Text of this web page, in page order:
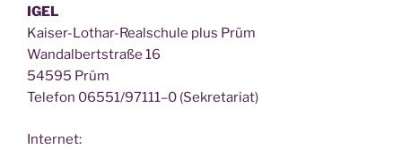
IGEL
Kai­ser-Lothar-Real­schu­le plus Prüm
Wan­dal­bert­stra­ße 16
54595 Prüm
Tele­fon 06551/97111–0 (Sekre­ta­ri­at)
Inter­net: